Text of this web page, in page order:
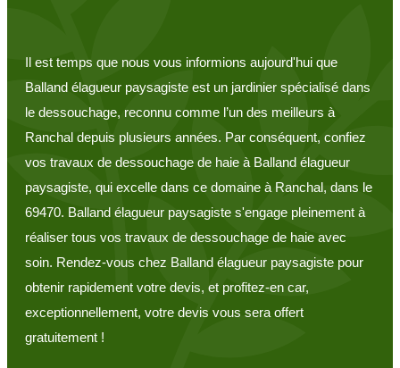
Il est temps que nous vous informions aujourd'hui que
Balland élagueur paysagiste est un jardinier spécialisé dans
le dessouchage, reconnu comme l’un des meilleurs à
Ranchal depuis plusieurs années. Par conséquent, confiez
vos travaux de dessouchage de haie à Balland élagueur
paysagiste, qui excelle dans ce domaine à Ranchal, dans le
69470. Balland élagueur paysagiste s'engage pleinement à
réaliser tous vos travaux de dessouchage de haie avec
soin. Rendez-vous chez Balland élagueur paysagiste pour
obtenir rapidement votre devis, et profitez-en car,
exceptionnellement, votre devis vous sera offert
gratuitement !